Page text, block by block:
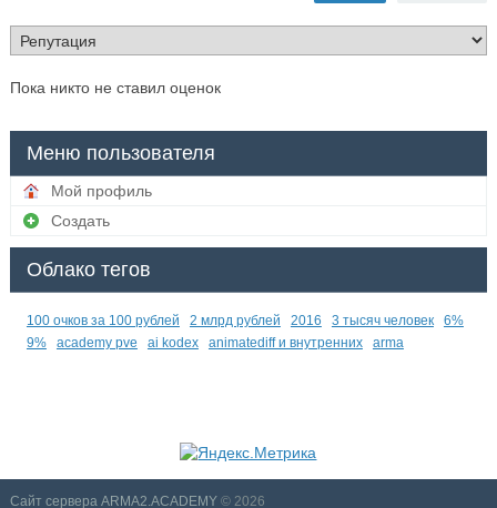
Пока никто не ставил оценок
Меню пользователя
Мой профиль
Создать
Облако тегов
100 очков за 100 рублей 2 млрд рублей 2016 3 тысяч человек
6%
9%
academy pve ai kodex animatediff и внутренних arma
Сайт сервера ARMA2.ACADEMY© 2026